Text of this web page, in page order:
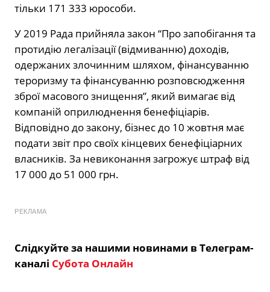
тільки 171 333 юрособи.
У 2019 Рада прийняла закон “Про запобігання та
протидію легалізації (відмиванню) доходів,
одержаних злочинним шляхом, фінансуванню
тероризму та фінансуванню розповсюдження
зброї масового знищення”, який вимагає від
компаній оприлюднення бенефіціарів.
Відповідно до закону, бізнес до 10 жовтня має
подати звіт про своїх кінцевих бенефіціарних
власників. За невиконання загрожує штраф від
17 000 до 51 000 грн.
РЕКЛАМА
Слідкуйте за нашими новинами в Телеграм-
каналі Субота Онлайн